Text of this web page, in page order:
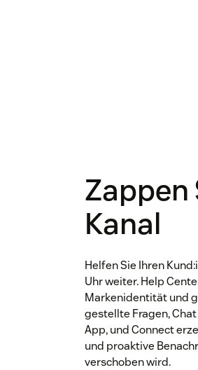
Zappen
Kanal
Helfen Sie Ihren
Uhr weiter. Help
Markenidentität und
gestellte Fragen,
App, und Connect
und proaktive
verschoben wird.